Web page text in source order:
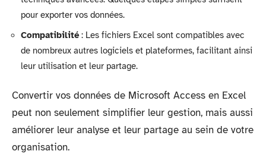
pour exporter vos données.
Compatibilité: Les fichiers Excel sont compatibles avec
de nombreux autres logiciels et plateformes, facilitant ainsi
leur utilisation et leur partage.
Convertir vos données de Microsoft Access en Excel
peut non seulement simplifier leur gestion, mais aussi
améliorer leur analyse et leur partage au sein de votre
organisation.